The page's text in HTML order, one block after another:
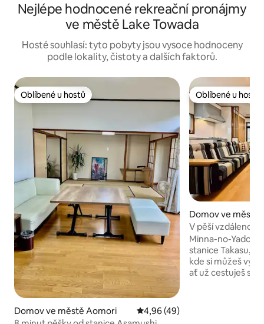
Nejlépe hodnocené rekreační pronájmy
ve městě Lake Towada
Hosté souhlasí: tyto pobyty jsou vysoce hodnoceny
podle lokality, čistoty a dalších faktorů.
Oblíbené u hostů
Oblíbené u hostů
Domov ve městě Aomori Průměrné hodnocení 4,96 z 5,
4,96 (49)
Oblíbené u hostů
Oblíbené u hostů
Domov ve městě
V pěší
Kitaakita |
„Minna no Yado
Minna-no-Yado, v
stanice Takasu,
kde si můžeš
ať už cestuješ